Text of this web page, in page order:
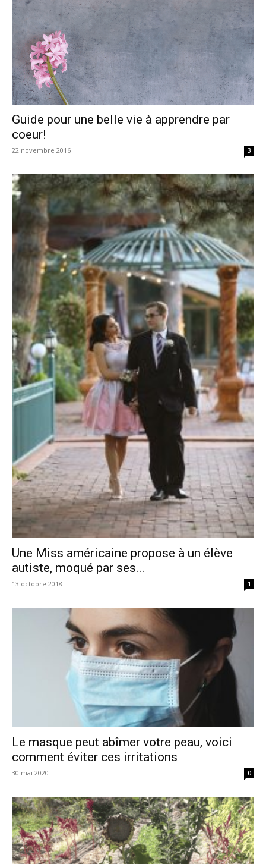
Guide pour une belle vie à apprendre par
coeur!
22 novembre 2016 3
Une Miss américaine propose à un élève
autiste, moqué par ses...
13 octobre 2018 1
Le masque peut abîmer votre peau, voici
comment éviter ces irritations
30 mai 2020 0